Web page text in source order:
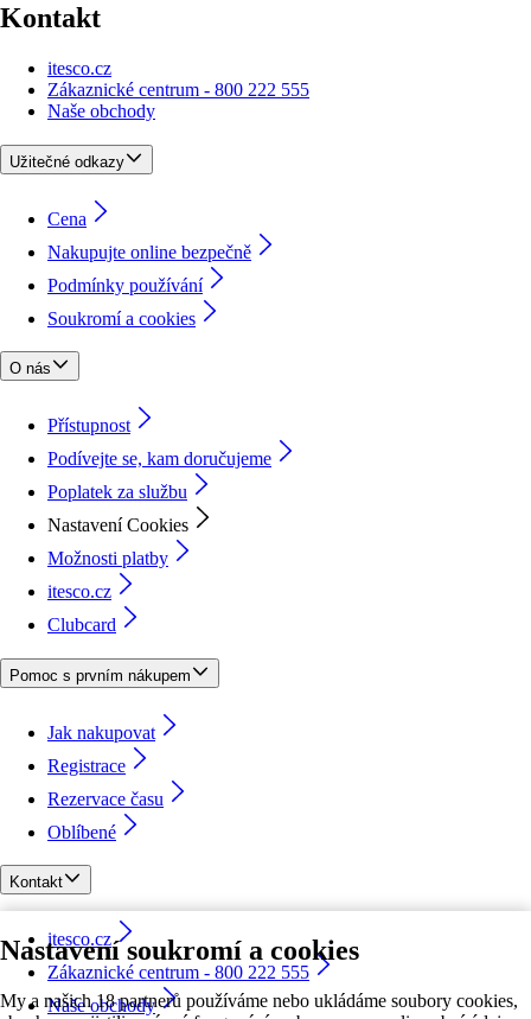
Nastavení soukromí a cookies
My a našich 18 partnerů používáme nebo ukládáme soubory cookies,
Kontakt
itesco.cz
Zákaznické centrum - 800 222 555
Naše obchody
Užitečné odkazy
Cena
Nakupujte online bezpečně
Podmínky používání
Soukromí a cookies
O nás
Přístupnost
Podívejte se, kam doručujeme
Poplatek za službu
Nastavení Cookies
Možnosti platby
itesco.cz
Clubcard
Pomoc s prvním nákupem
Jak nakupovat
Registrace
Rezervace času
Oblíbené
Kontakt
itesco.cz
Zákaznické centrum - 800 222 555
Naše obchody